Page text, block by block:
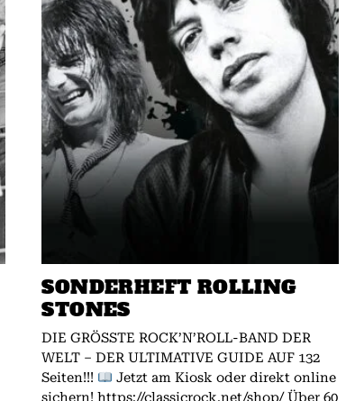
SONDERHEFT ROLLING
STONES
DIE GRÖSSTE ROCK’N’ROLL-BAND DER
WELT – DER ULTIMATIVE GUIDE AUF 132
Seiten!!!
Jetzt am Kiosk oder direkt online
sichern! https://classicrock.net/shop/ Über 60